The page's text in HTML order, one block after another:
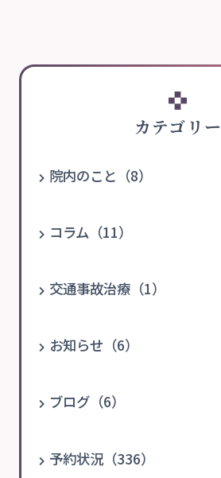
カテゴリー
院内のこと（8）
コラム（11）
交通事故治療（1）
お知らせ（6）
ブログ（6）
予約状況（336）